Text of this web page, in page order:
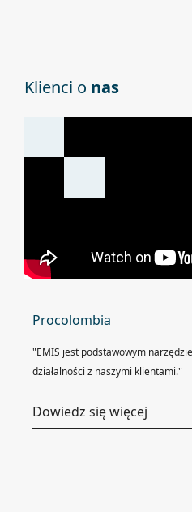
Procolombia
"EMIS jest podstawowym
działalności z naszymi klientami."
Dowiedz się więcej
Klienci o nas